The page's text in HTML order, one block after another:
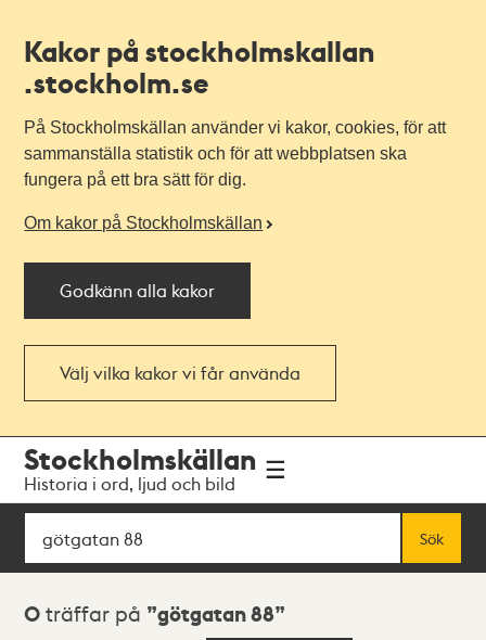
Kakor på stockholmskallan
.stockholm.se
På Stockholmskällan använder vi kakor, cookies, för att
sammanställa statistik och för att webbplatsen ska
fungera på ett bra sätt för dig.
Om kakor på Stockholmskällan
Godkänn alla kakor
Välj vilka kakor vi får använda
navigationen
huvudinnehållet
Stockholmskällan
Historia i ord, ljud och bild
Sök
Sök
Sökresultat
0 träffar på götgatan 88